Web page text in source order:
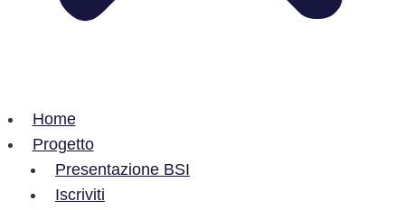
Home
Progetto
Presentazione BSI
Iscriviti